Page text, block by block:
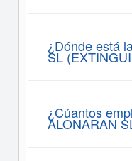
¿Dónde está
SL
¿Cúantos
ALONARAN